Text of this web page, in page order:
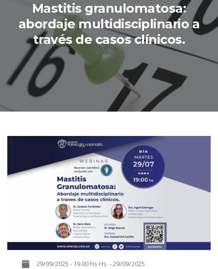
Mastitis granulomatosa:
abordaje multidisciplinario a
través de casos clínicos.
29/09/2025 - 19.00 hs Hs. - 29/09/2025